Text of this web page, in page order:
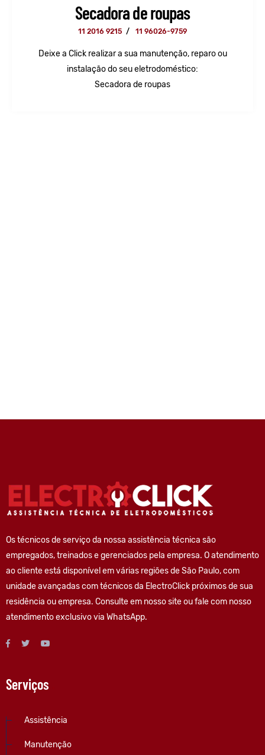
Secadora de roupas
11 2016 9215 / 11 96026-9759
Deixe a Click realizar a sua manutenção, reparo ou
instalação do seu eletrodoméstico:
Secadora de roupas
Os técnicos de serviço da nossa assistência técnica são
empregados, treinados e gerenciados pela empresa. O atendimento
ao cliente está disponível em várias regiões de São Paulo, com
unidade avançadas com técnicos da ElectroClick próximos de sua
residência ou empresa. Consulte em nosso site ou fale com nosso
atendimento exclusivo via WhatsApp.
Serviços
Assistência
Manutenção